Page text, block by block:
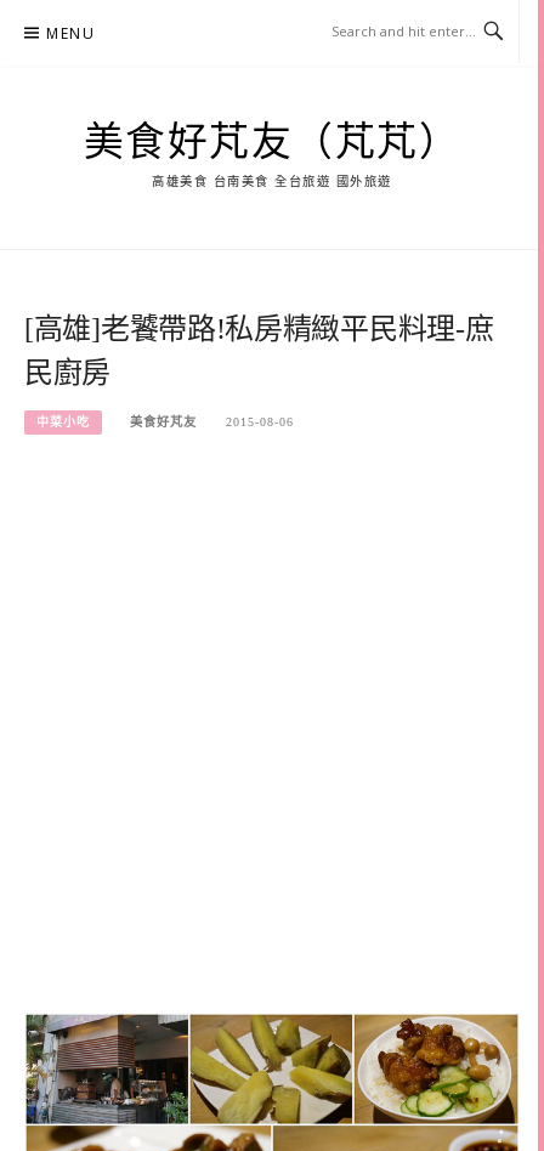
MENU
美食好芃友（芃芃）
高雄美食 台南美食 全台旅遊 國外旅遊
[高雄]老饕帶路!私房精緻平民料理-庶
民廚房
中菜小吃 美食好芃友 2015-08-06